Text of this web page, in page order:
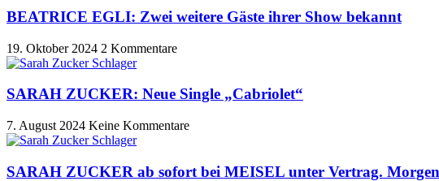
BEATRICE EGLI: Zwei weitere Gäste ihrer Show bekannt
19. Oktober 2024 2 Kommentare
SARAH ZUCKER: Neue Single „Cabriolet“
7. August 2024 Keine Kommentare
SARAH ZUCKER ab sofort bei MEISEL unter Vertrag.